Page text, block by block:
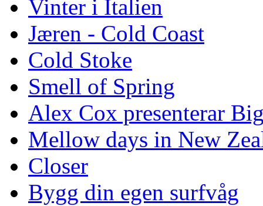
Vinter i Italien
Jæren - Cold Coast
Cold Stoke
Smell of Spring
Alex Cox presenterar
Mellow days in New
Closer
Bygg din egen surfvåg